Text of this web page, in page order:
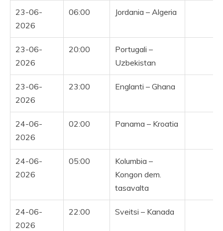
23-06-
2026
06:00 Jordania – Algeria
23-06-
2026
20:00
Portugali –
Uzbekistan
23-06-
2026
23:00 Englanti – Ghana
24-06-
2026
02:00 Panama – Kroatia
24-06-
2026
05:00
Kolumbia –
Kongon dem.
tasavalta
24-06-
2026
22:00 Sveitsi – Kanada